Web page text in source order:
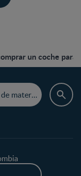
un coche para